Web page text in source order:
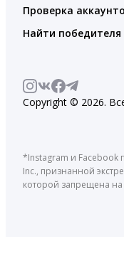
Проверка
Найти
Copyright © 2026.
*Instagram и Facebook
Inc., признанной
которой запрещена